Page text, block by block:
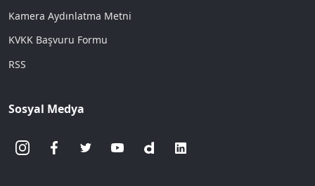
Kamera Aydınlatma Metni
KVKK Başvuru Formu
RSS
Sosyal Medya